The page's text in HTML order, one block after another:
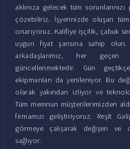
aklınıza gelecek tüm
çözebiliriz. İşyerinizde oluşan tüm
onarıyoruz. Kalifiye işçilik, çabuk
uygun fiyat şansına sahip olun.
arkadaşlarımız, her
güncellenmektedir. Gün
ekipmanları da yenileniyor. Bu
olarak yakından izliyor ve
Tüm memnun müşterilerimizden
firmamızı geliştiriyoruz. Reşit
görmeye çalışarak değişen ve
sağlıyor.